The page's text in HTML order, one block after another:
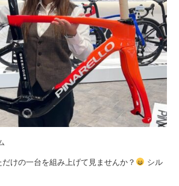
けの一台を組み上げて見ませんか？
シル